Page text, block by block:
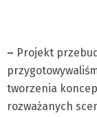
– Projekt
tworzenia
rozważanych